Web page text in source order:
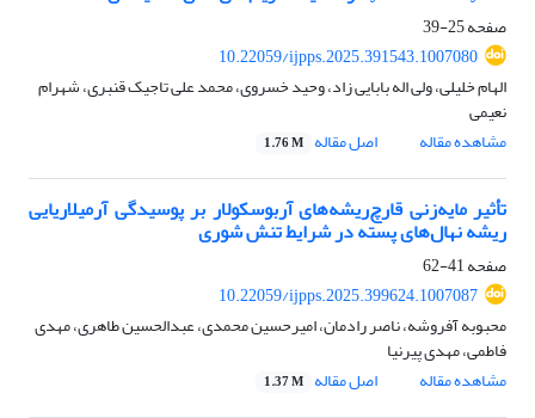
صفحه25-39
10.22059/ijpps.2025.391543.1007080
الهام خلیلی، ولی اله بابایی زاد، وحید خسروی، محمد علی تاجیک قنبری، شهرام
نعیمی
مشاهده مقاله
اصل مقاله 1.76 M
تأثیر مایه‌زنی قارچ‌ریشه‌های آربوسکولار بر پوسیدگی آرمیلاریایی
ریشه نهال‌های پسته در شرایط تنش شوری
صفحه41-62
10.22059/ijpps.2025.399624.1007087
محبوبه آفروشه، ناصر رادمان، امیرحسین محمدی، عبدالحسین طاهری، مهدی
فاطمی، مهدی پیرنیا
مشاهده مقاله
اصل مقاله 1.37 M